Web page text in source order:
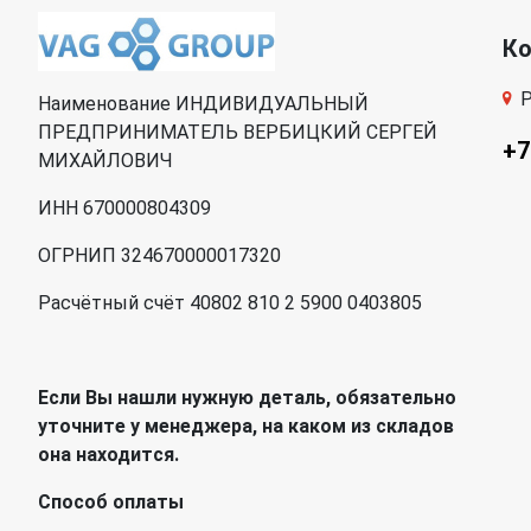
Наименование ИНДИВИДУАЛЬНЫЙ
ПРЕДПРИНИМАТЕЛЬ ВЕРБИЦКИЙ СЕРГЕЙ
МИХАЙЛОВИЧ
ИНН 670000804309
ОГРНИП 324670000017320
Расчётный счёт 40802 810 2 5900 0403805
Если Вы нашли нужную деталь, обязательно
уточните у менеджера, на каком из складов
она находится.
Способ оплаты